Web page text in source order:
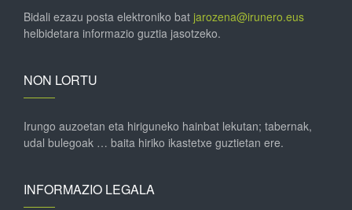
Bidali ezazu posta elektroniko bat jarozena@irunero.eus
helbidetara informazio guztia jasotzeko.
NON LORTU
Irungo auzoetan eta hiriguneko hainbat lekutan; tabernak,
udal bulegoak … baita hiriko ikastetxe guztietan ere.
INFORMAZIO LEGALA